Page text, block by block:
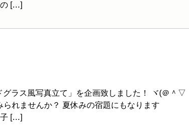
の […]
ラス風写真立て」を企画致しました！ ヾ(＠＾▽
られませんか？ 夏休みの宿題にもなります
[…]